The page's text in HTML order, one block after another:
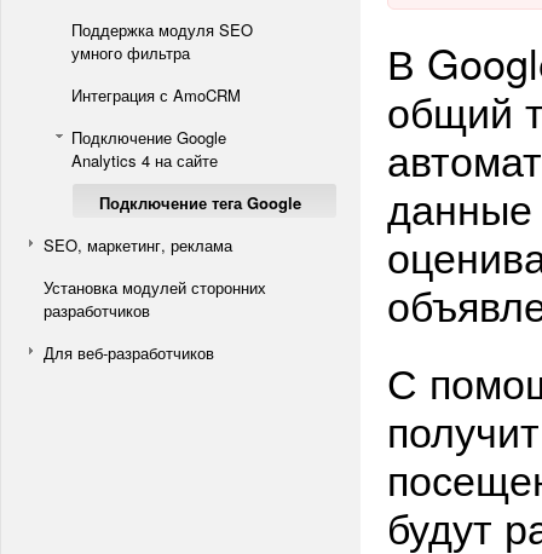
Поддержка модуля SEO
умного фильтра
Интеграция с AmoCRM
Подключение Google
Analytics 4 на сайте
Подключение тега Google
SEO, маркетинг, реклама
Установка модулей сторонних
разработчиков
Для веб-разработчиков
В
общий
данные
С
будут